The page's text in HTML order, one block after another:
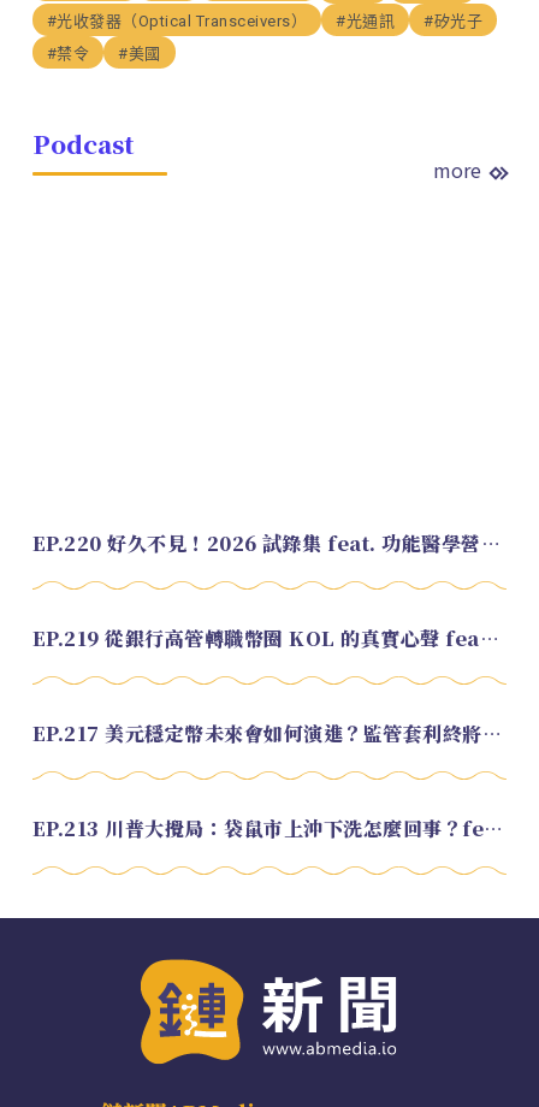
#光收發器（Optical Transceivers）
#光通訊
#矽光子
#禁令
#美國
Podcast
more
EP.220 好久不見！2026 試錄集 feat. 功能醫學營養師 美寶
EP.219 從銀行高管轉職幣圈 KOL 的真實心聲 feat.龜大
EP.217 美元穩定幣未來會如何演進？監管套利終將收斂？feat. 研究員 余哲安
EP.213 川普大攪局：袋鼠市上沖下洗怎麼回事？feat. Alvin